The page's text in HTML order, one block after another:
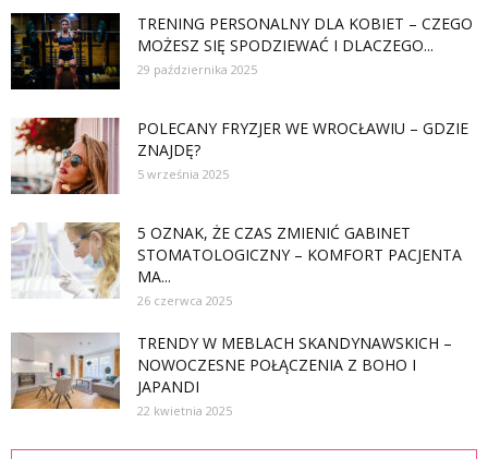
TRENING PERSONALNY DLA KOBIET – CZEGO
MOŻESZ SIĘ SPODZIEWAĆ I DLACZEGO...
29 października 2025
POLECANY FRYZJER WE WROCŁAWIU – GDZIE
ZNAJDĘ?
5 września 2025
5 OZNAK, ŻE CZAS ZMIENIĆ GABINET
STOMATOLOGICZNY – KOMFORT PACJENTA
MA...
26 czerwca 2025
TRENDY W MEBLACH SKANDYNAWSKICH –
NOWOCZESNE POŁĄCZENIA Z BOHO I
JAPANDI
22 kwietnia 2025